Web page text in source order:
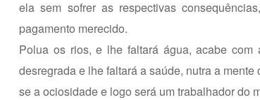
ela sem sofrer as respectivas
pagamento merecido.
Polua os rios, e lhe faltará água, acabe
desregrada e lhe faltará a saúde, nutra a
se a ociosidade e logo será um trabalhador do